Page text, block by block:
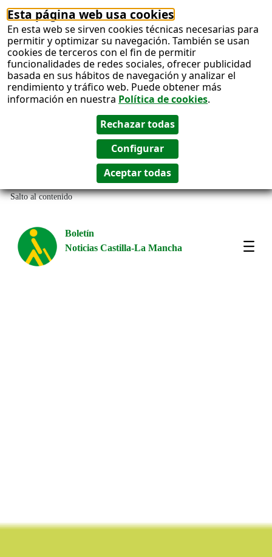
Esta página web usa cookies
En esta web se sirven cookies técnicas necesarias para
permitir y optimizar su navegación. También se usan
cookies de terceros con el fin de permitir
funcionalidades de redes sociales, ofrecer publicidad
basada en sus hábitos de navegación y analizar el
rendimiento y tráfico web. Puede obtener más
información en nuestra Política de cookies.
Salto al contenido
Boletín
Noticias Castilla-La Mancha